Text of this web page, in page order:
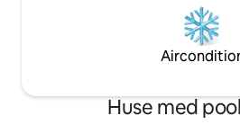
Huse med